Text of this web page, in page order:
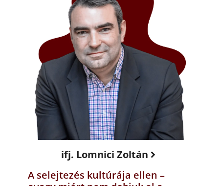
ifj. Lomnici Zoltán
A selejtezés kultúrája ellen –